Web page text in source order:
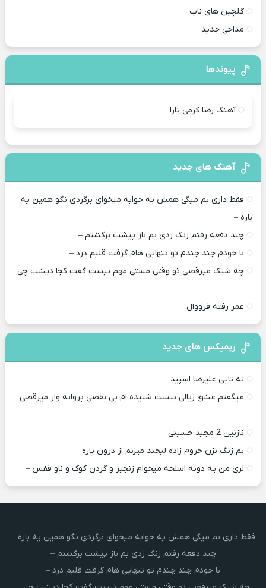
گلچین های ناب
مداحی جدید
پیوندها
آهنگ رضا کرمی تارا
آهنگ های جدید
فقط داری بم میگی همش یه خوابه میخوای برگردی نگو همین یه
باره –
چند دفعه رفتم زنگ زدی بم باز پیشت برگشتم –
با خودم چند چندم تو تنهایی هام گرفت قلبم درد –
چه شیک میرقصی تو وقتی مستی مهم نیست گفت کجا دیشب چی
–
عمر رفته فرووال
ریمیکس های جدید
نه تایی علیرضا اسپید
میگفتم عشق ریالی نیست شنیده ام بی نقصی پروانه وار میرقصی
–
نازنین 2 مجید حسینی
بم زنگ نزن حروم زاده لبخند میزنم از درون پاره –
لری من یه دونه اسلحه میخوام زﻧﺠﻴﺮ و ﮔﺮدن ﻛﻮک و ﻧﺎو ﻗﻔﺲ –
فقط داری بم میگی همش یه خوابه میخوای برگردی نگو همین یه باره –
چند دفعه رفتم زنگ زدی بم باز پیشت برگشتم –
با خودم چند چندم تو تنهایی هام گرفت قلبم درد –